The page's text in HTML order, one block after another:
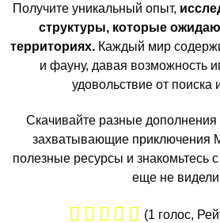
Получите уникальный опыт,
структуры, которые
территориях. Каждый мир
и фауну, давая возможность
удовольствие от поиска
Скачивайте разные дополнения
захватывающие приключения
полезные ресурсы и знакомьтесь
еще не
(1 голос,